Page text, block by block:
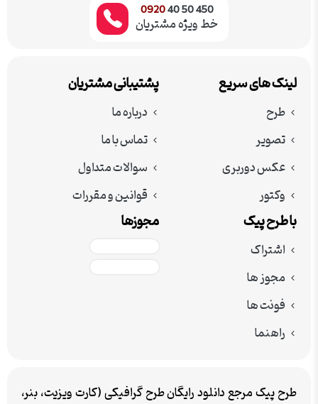
450 50 40
0920
خط ویژه مشتریان
لینک های سریع
طرح
تصویر
عکس دوربری
وکتور
پشتیبانی مشتریان
درباره ما
تماس با ما
سوالات متداول
قوانین و مقررات
با طرح پیک
اشتراک
مجوز ها
فونت ها
راهنما
مجوزها
طرح پیک مرجع دانلود رایگان طرح گرافیکی (کارت ویزیت، بنر،